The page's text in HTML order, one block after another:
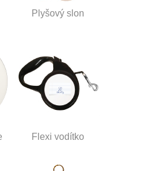
Plyšový slon
Flexi vodítko